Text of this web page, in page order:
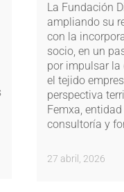
La Fundación
ampliando su
con la
socio, en un
por impulsar la
el tejido
perspectiva
Femxa,
consultoría y
27 abril, 2026